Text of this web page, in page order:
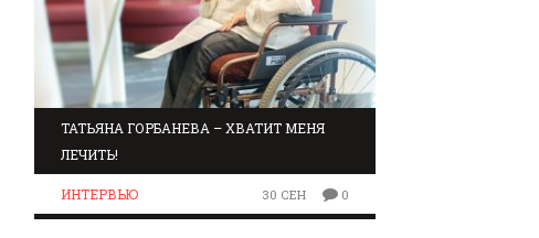
ТАТЬЯНА ГОРБАНЕВА – ХВАТИТ МЕНЯ
ЛЕЧИТЬ!
ИНТЕРВЬЮ 30 СЕН 0